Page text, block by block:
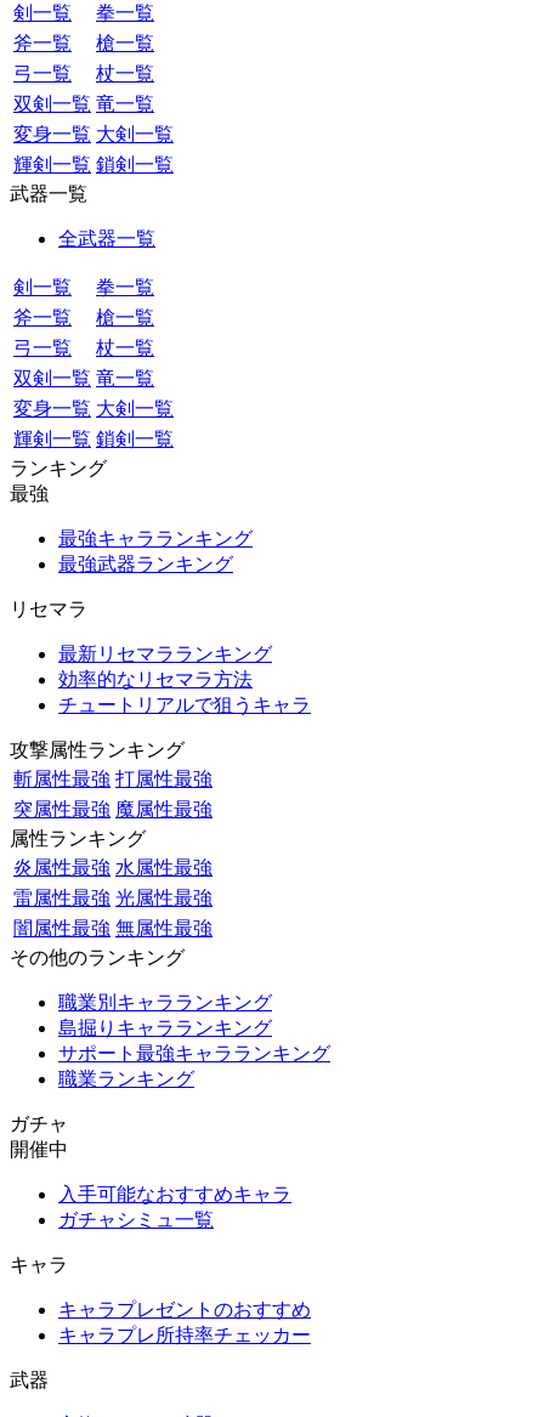
剣一覧
拳一覧
斧一覧
槍一覧
弓一覧
杖一覧
双剣一覧 竜一覧
変身一覧 大剣一覧
輝剣一覧 鎖剣一覧
武器一覧
全武器一覧
剣一覧
拳一覧
斧一覧
槍一覧
弓一覧
杖一覧
双剣一覧 竜一覧
変身一覧 大剣一覧
輝剣一覧 鎖剣一覧
ランキング
最強
最強キャラランキング
最強武器ランキング
リセマラ
最新リセマラランキング
効率的なリセマラ方法
チュートリアルで狙うキャラ
攻撃属性ランキング
斬属性最強 打属性最強
突属性最強 魔属性最強
属性ランキング
炎属性最強 水属性最強
雷属性最強 光属性最強
闇属性最強 無属性最強
その他のランキング
職業別キャラランキング
島掘りキャラランキング
サポート最強キャラランキング
職業ランキング
ガチャ
開催中
入手可能なおすすめキャラ
ガチャシミュ一覧
キャラ
キャラプレゼントのおすすめ
キャラプレ所持率チェッカー
武器